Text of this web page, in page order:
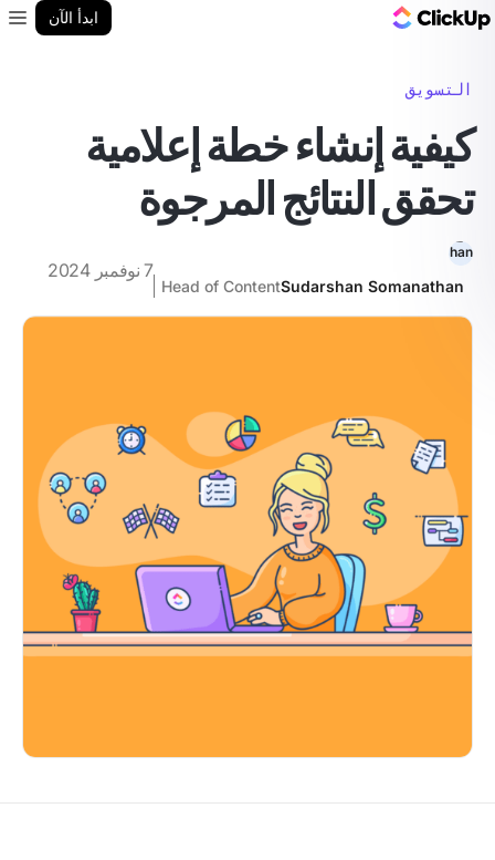
ابدأ الآن
التسويق
كيفية إنشاء خطة إعلامية
تحقق النتائج المرجوة
Sudarshan Somanathan
Head of Content
7 نوفمبر 2024